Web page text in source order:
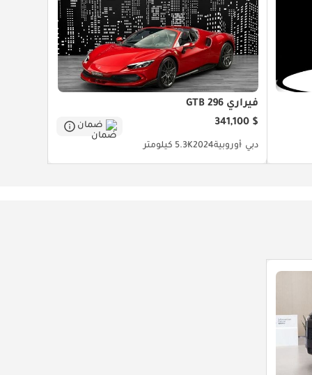
فيراري 296 GTB
$ 341,100
ضمان
دبي أوروبية20245.3K كيلومتر